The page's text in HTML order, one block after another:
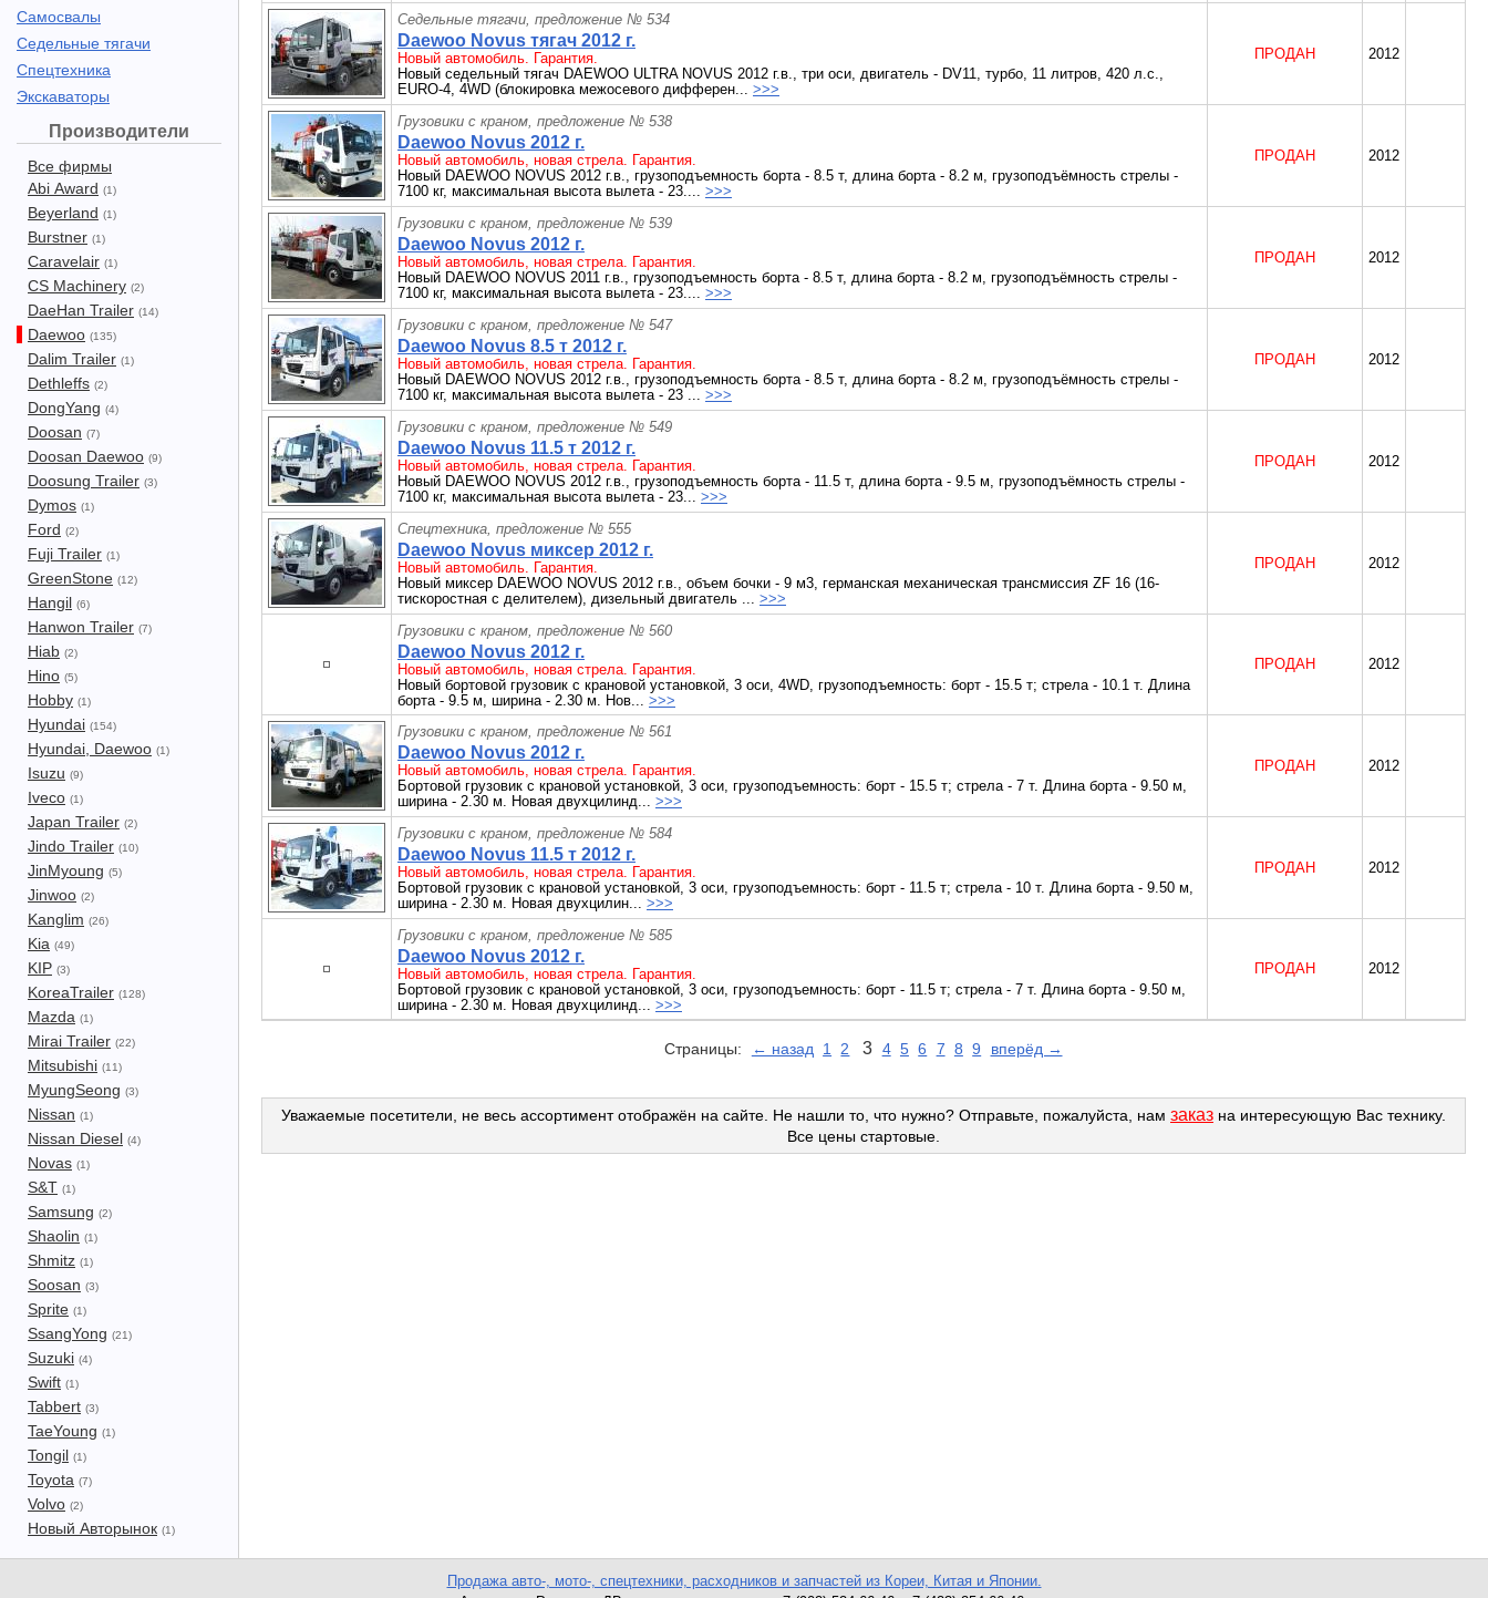
Самосвалы
Седельные тягачи
Спецтехника
Экскаваторы
Производители
Все фирмы
Abi Award (1)
Beyerland (1)
Burstner (1)
Caravelair (1)
CS Machinery (2)
DaeHan Trailer (14)
Daewoo (135)
Dalim Trailer (1)
Dethleffs (2)
DongYang (4)
Doosan (7)
Doosan Daewoo (9)
Doosung Trailer (3)
Dymos (1)
Ford (2)
Fuji Trailer (1)
GreenStone (12)
Hangil (6)
Hanwon Trailer (7)
Hiab (2)
Hino (5)
Hobby (1)
Hyundai (154)
Hyundai, Daewoo (1)
Isuzu (9)
Iveco (1)
Japan Trailer (2)
Jindo Trailer (10)
JinMyoung (5)
Jinwoo (2)
Kanglim (26)
Kia (49)
KIP (3)
KoreaTrailer (128)
Mazda (1)
Mirai Trailer (22)
Mitsubishi (11)
MyungSeong (3)
Nissan (1)
Nissan Diesel (4)
Novas (1)
S&T (1)
Samsung (2)
Shaolin (1)
Shmitz (1)
Soosan (3)
Sprite (1)
SsangYong (21)
Suzuki (4)
Swift (1)
Tabbert (3)
TaeYoung (1)
Tongil (1)
Toyota (7)
Volvo (2)
Новый Авторынок (1)
Седельные тягачи, предложение № 534
Daewoo Novus тягач 2012 г.
Новый автомобиль. Гарантия.
Новый седельный тягач DAEWOO ULTRA NOVUS 2012 г.в., три оси, двигатель - DV11, турбо, 11 литров, 420 л.с.,
EURO-4, 4WD (блокировка межосевого дифферен... >>>
ПРОДАН 2012
Грузовики с краном, предложение № 538
Daewoo Novus 2012 г.
Новый автомобиль, новая стрела. Гарантия.
Новый DAEWOO NOVUS 2012 г.в., грузоподъемность борта - 8.5 т, длина борта - 8.2 м, грузоподъёмность стрелы -
7100 кг, максимальная высота вылета - 23.... >>>
ПРОДАН 2012
Грузовики с краном, предложение № 539
Daewoo Novus 2012 г.
Новый автомобиль, новая стрела. Гарантия.
Новый DAEWOO NOVUS 2011 г.в., грузоподъемность борта - 8.5 т, длина борта - 8.2 м, грузоподъёмность стрелы -
7100 кг, максимальная высота вылета - 23.... >>>
ПРОДАН 2012
Грузовики с краном, предложение № 547
Daewoo Novus 8.5 т 2012 г.
Новый автомобиль, новая стрела. Гарантия.
Новый DAEWOO NOVUS 2012 г.в., грузоподъемность борта - 8.5 т, длина борта - 8.2 м, грузоподъёмность стрелы -
7100 кг, максимальная высота вылета - 23 ... >>>
ПРОДАН 2012
Грузовики с краном, предложение № 549
Daewoo Novus 11.5 т 2012 г.
Новый автомобиль, новая стрела. Гарантия.
Новый DAEWOO NOVUS 2012 г.в., грузоподъемность борта - 11.5 т, длина борта - 9.5 м, грузоподъёмность стрелы -
7100 кг, максимальная высота вылета - 23... >>>
ПРОДАН 2012
Спецтехника, предложение № 555
Daewoo Novus миксер 2012 г.
Новый автомобиль. Гарантия.
Новый миксер DAEWOO NOVUS 2012 г.в., объем бочки - 9 м3, германская механическая трансмиссия ZF 16 (16-
тискоростная с делителем), дизельный двигатель ... >>>
ПРОДАН 2012
Грузовики с краном, предложение № 560
Daewoo Novus 2012 г.
Новый автомобиль, новая стрела. Гарантия.
Новый бортовой грузовик с крановой установкой, 3 оси, 4WD, грузоподъемность: борт - 15.5 т; стрела - 10.1 т. Длина
борта - 9.5 м, ширина - 2.30 м. Нов... >>>
ПРОДАН 2012
Грузовики с краном, предложение № 561
Daewoo Novus 2012 г.
Новый автомобиль, новая стрела. Гарантия.
Бортовой грузовик с крановой установкой, 3 оси, грузоподъемность: борт - 15.5 т; стрела - 7 т. Длина борта - 9.50 м,
ширина - 2.30 м. Новая двухцилинд... >>>
ПРОДАН 2012
Грузовики с краном, предложение № 584
Daewoo Novus 11.5 т 2012 г.
Новый автомобиль, новая стрела. Гарантия.
Бортовой грузовик с крановой установкой, 3 оси, грузоподъемность: борт - 11.5 т; стрела - 10 т. Длина борта - 9.50 м,
ширина - 2.30 м. Новая двухцилин... >>>
ПРОДАН 2012
Грузовики с краном, предложение № 585
Daewoo Novus 2012 г.
Новый автомобиль, новая стрела. Гарантия.
Бортовой грузовик с крановой установкой, 3 оси, грузоподъемность: борт - 11.5 т; стрела - 7 т. Длина борта - 9.50 м,
ширина - 2.30 м. Новая двухцилинд... >>>
ПРОДАН 2012
Страницы: ← назад 1 2 3 4 5 6 7 8 9 вперёд →
Уважаемые посетители, не весь ассортимент отображён на сайте. Не нашли то, что нужно? Отправьте, пожалуйста, нам заказ на интересующую Вас технику.
Все цены стартовые.
Продажа авто-, мото-, спецтехники, расходников и запчастей из Кореи, Китая и Японии.